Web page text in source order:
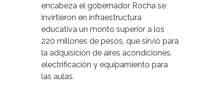
encabeza el gobernador Rocha se
invirtieron en infraestructura
educativa un monto superior a los
220 millones de pesos, que sirvió para
la adquisición de aires acondiciones,
electrificación y equipamiento para
las aulas.